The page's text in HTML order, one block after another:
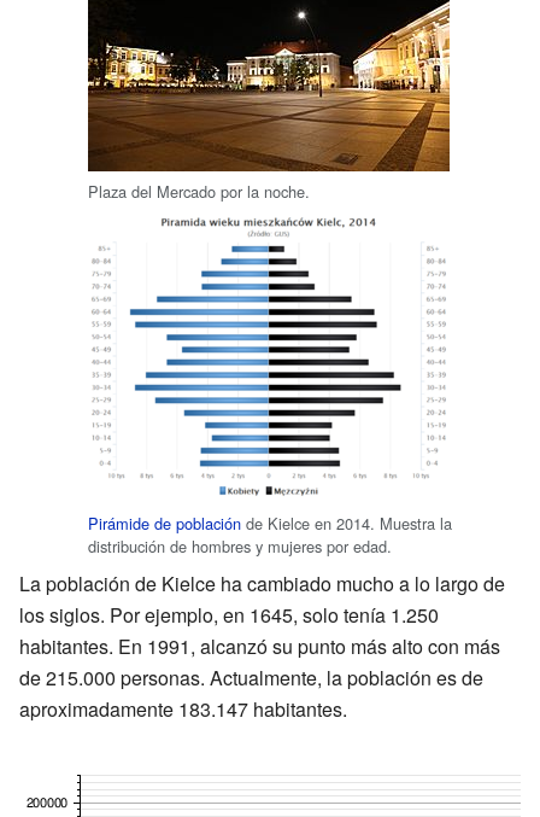
Plaza del Mercado por la noche.
Pirámide de población de Kielce en 2014. Muestra la
distribución de hombres y mujeres por edad.
La población de Kielce ha cambiado mucho a lo largo de
los siglos. Por ejemplo, en 1645, solo tenía 1.250
habitantes. En 1991, alcanzó su punto más alto con más
de 215.000 personas. Actualmente, la población es de
aproximadamente 183.147 habitantes.